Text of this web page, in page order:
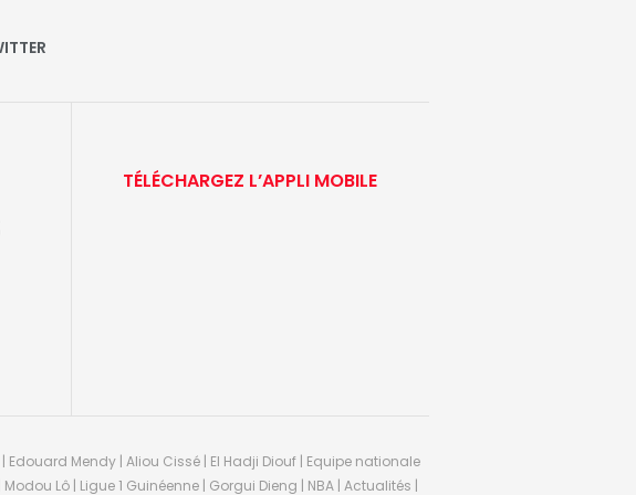
TÉLÉCHARGEZ L’APPLI MOBILE
Mendy | Aliou Cissé | El Hadji Diouf | Equipe nationale
Lô | Ligue 1 Guinéenne | Gorgui Dieng | NBA | Actualités |